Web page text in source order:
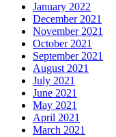
January 2022
December 2021
November 2021
October 2021
September 2021
August 2021
July 2021
June 2021
May 2021
April 2021
March 2021